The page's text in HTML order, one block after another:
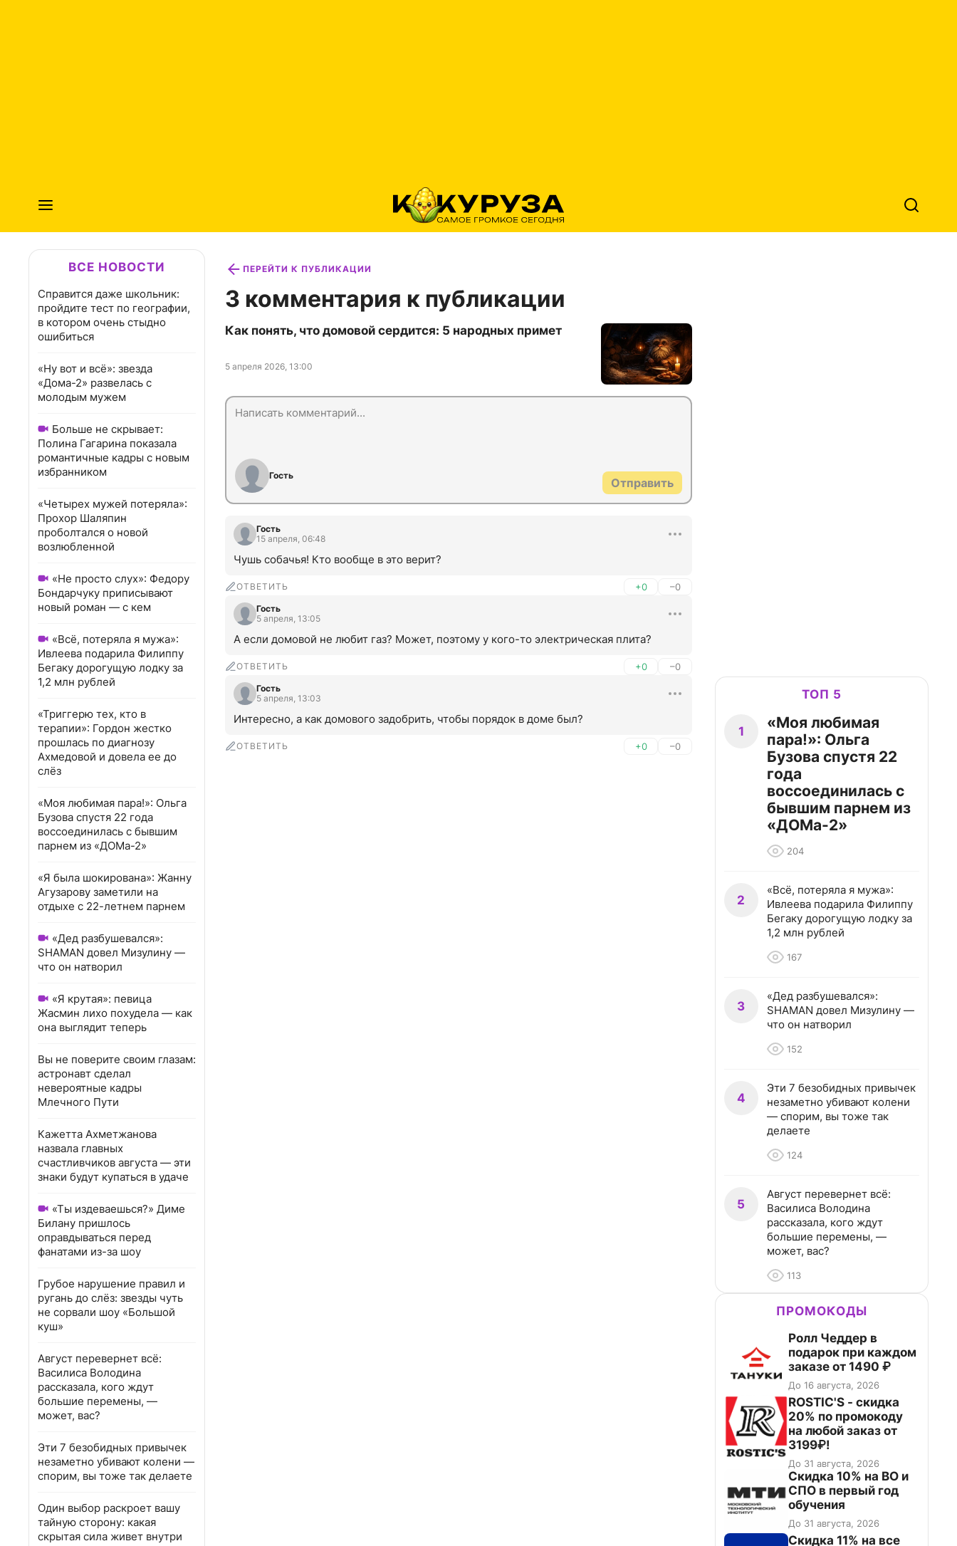
ВСЕ НОВОСТИ
Справится даже школьник:
пройдите тест по географии,
в котором очень стыдно
ошибиться
«Ну вот и всё»: звезда
«Дома-2» развелась с
молодым мужем
Больше не скрывает:
Полина Гагарина показала
романтичные кадры с новым
избранником
«Четырех мужей потеряла»:
Прохор Шаляпин
проболтался о новой
возлюбленной
«Не просто слух»: Федору
Бондарчуку приписывают
новый роман — с кем
«Всё, потеряла я мужа»:
Ивлеева подарила Филиппу
Бегаку дорогущую лодку за
1,2 млн рублей
«Триггерю тех, кто в
терапии»: Гордон жестко
прошлась по диагнозу
Ахмедовой и довела ее до
слёз
«Моя любимая пара!»: Ольга
Бузова спустя 22 года
воссоединилась с бывшим
парнем из «ДОМа-2»
«Я была шокирована»: Жанну
Агузарову заметили на
отдыхе с 22-летнем парнем
«Дед разбушевался»:
SHAMAN довел Мизулину —
что он натворил
«Я крутая»: певица
Жасмин лихо похудела — как
она выглядит теперь
Вы не поверите своим глазам:
астронавт сделал
невероятные кадры
Млечного Пути
Кажетта Ахметжанова
назвала главных
счастливчиков августа — эти
знаки будут купаться в удаче
«Ты издеваешься?» Диме
Билану пришлось
оправдываться перед
фанатами из-за шоу
Грубое нарушение правил и
ругань до слёз: звезды чуть
не сорвали шоу «Большой
куш»
Август перевернет всё:
Василиса Володина
рассказала, кого ждут
большие перемены, —
может, вас?
Эти 7 безобидных привычек
незаметно убивают колени —
спорим, вы тоже так делаете
Один выбор раскроет вашу
тайную сторону: какая
скрытая сила живет внутри
ПЕРЕЙТИ К ПУБЛИКАЦИИ
3 комментария к публикации
Как понять, что домовой сердится: 5 народных примет
5 апреля 2026, 13:00
Гость
Отправить
Гость
15 апреля, 06:48
Чушь собачья! Кто вообще в это верит?
ОТВЕТИТЬ +0 –0
Гость
5 апреля, 13:05
А если домовой не любит газ? Может, поэтому у кого-то электрическая плита?
ОТВЕТИТЬ +0 –0
Гость
5 апреля, 13:03
Интересно, а как домового задобрить, чтобы порядок в доме был?
ОТВЕТИТЬ +0 –0
ТОП 5
1
«Моя любимая
пара!»: Ольга
Бузова спустя 22
года
воссоединилась с
бывшим парнем из
«ДОМа-2»
204
2
«Всё, потеряла я мужа»:
Ивлеева подарила Филиппу
Бегаку дорогущую лодку за
1,2 млн рублей
167
3
«Дед разбушевался»:
SHAMAN довел Мизулину —
что он натворил
152
4
Эти 7 безобидных привычек
незаметно убивают колени
— спорим, вы тоже так
делаете
124
5
Август перевернет всё:
Василиса Володина
рассказала, кого ждут
большие перемены, —
может, вас?
113
ПРОМОКОДЫ
Ролл Чеддер в
подарок при каждом
заказе от 1490 ₽
До 16 августа, 2026
ROSTIC'S - скидка
20% по промокоду
на любой заказ от
3199₽!
До 31 августа, 2026
Скидка 10% на ВО и
СПО в первый год
обучения
До 31 августа, 2026
Скидка 11% на все